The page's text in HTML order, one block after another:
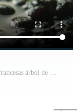
vierto miel en el árbol de navidad. tostadas francesas árbol de navidad ambiente festivo. Vídeo Gratis